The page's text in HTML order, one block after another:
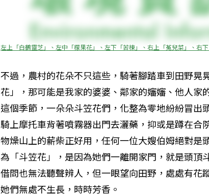
左上「白鶴靈芝」、左中「檬果花」、左下「苦楝」、右上「菟兒菜」、右
不過，農村的花朵不只這些，騎著腳踏車到田野晃
花」，那可能是我家的婆婆、鄰家的嬸嬸、他人家
這個季節，一朵朵斗笠花們，化整為零地紛紛冒出
騎上摩托車背著噴霧器出門去灑藥，抑或是蹲在合
物燥山上的薪柴正好用，任何一位大嫂伯姆絕對是
為「斗笠花」，是因為她們一離開家門，就是頭頂
借問也無法聽聲辨人，但一眼望向田野，處處有花
她們無處不生長，時時芳香。